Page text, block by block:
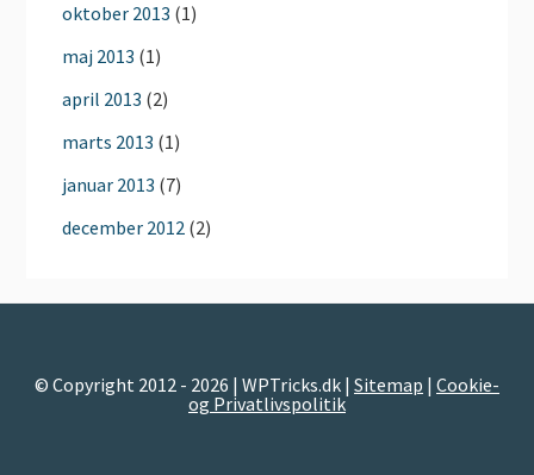
oktober 2013 (1)
maj 2013 (1)
april 2013 (2)
marts 2013 (1)
januar 2013 (7)
december 2012 (2)
© Copyright 2012 - 2026 | WPTricks.dk | Sitemap | Cookie-
og Privatlivspolitik